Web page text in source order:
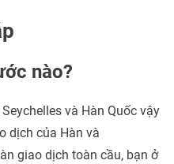
nào?
và Hàn Quốc vậy
dịch của Hàn và
giao dịch toàn cầu, bạn ở